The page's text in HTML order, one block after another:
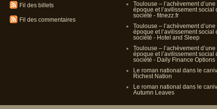
Fil des billets
Fil des commentaires
Toulouse – l’achèvement d’une
époque et l’avilissement social
société - fitnezz.fr
Toulouse – l’achèvement d’une
époque et l’avilissement social
société - Hotel and Sleep
Toulouse – l’achèvement d’une
époque et l’avilissement social
société - Daily Finance Options
Le roman national dans le
Richest Nation
Le roman national dans le
Autumn Leaves